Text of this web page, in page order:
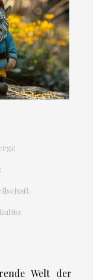
Welt der